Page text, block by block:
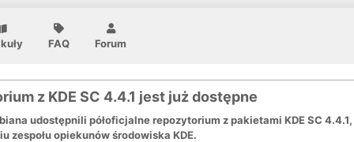
FAQ Forum
z KDE SC 4.4.1 jest już dostępne
udostępnili półoficjalne repozytorium z pakietami KDE SC 4.4.1,
zespołu opiekunów środowiska KDE.